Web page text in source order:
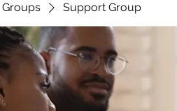
Groups Support Group